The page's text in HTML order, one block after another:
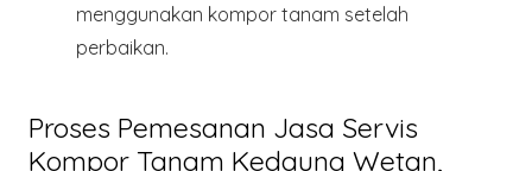
menggunakan kompor tanam setelah
perbaikan.
Proses Pemesanan Jasa Servis
Kompor Tanam Kedaung Wetan,